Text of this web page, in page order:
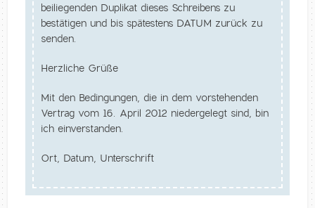
beiliegenden Duplikat dieses Schreibens zu
bestätigen und bis spätestens DATUM zurück zu
senden.
Herzliche Grüße
Mit den Bedingungen, die in dem vorstehenden
Vertrag vom 16. April 2012 niedergelegt sind, bin
ich einverstanden.
Ort, Datum, Unterschrift